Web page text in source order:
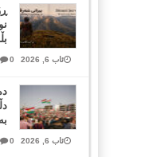
ئاب 6, 2026 0
ئاب 6, 2026 0